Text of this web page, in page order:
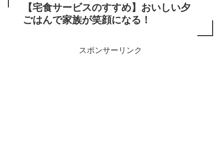
【宅食サービスのすすめ】おいしい夕
ごはんで家族が笑顔になる！
スポンサーリンク